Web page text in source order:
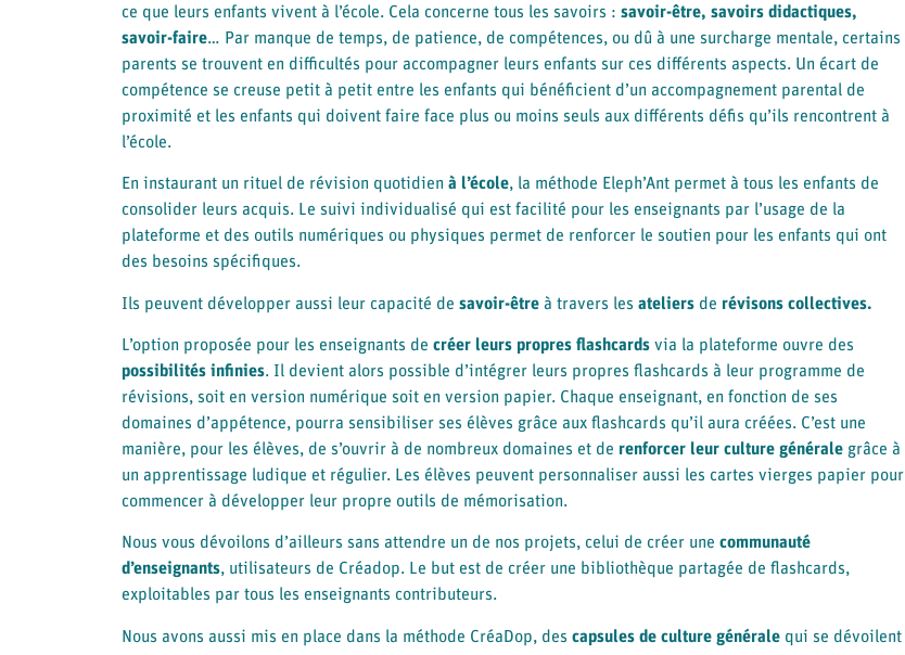
ce que leurs enfants vivent à l’école. Cela concerne tous les savoirs : savoir-être, savoirs didactiques,
savoir-faire… Par manque de temps, de patience, de compétences, ou dû à une surcharge mentale, certains
parents se trouvent en difficultés pour accompagner leurs enfants sur ces différents aspects. Un écart de
compétence se creuse petit à petit entre les enfants qui bénéficient d’un accompagnement parental de
proximité et les enfants qui doivent faire face plus ou moins seuls aux différents défis qu’ils rencontrent à
l’école.
En instaurant un rituel de révision quotidien à l’école, la méthode Eleph’Ant permet à tous les enfants de
consolider leurs acquis. Le suivi individualisé qui est facilité pour les enseignants par l’usage de la
plateforme et des outils numériques ou physiques permet de renforcer le soutien pour les enfants qui ont
des besoins spécifiques.
Ils peuvent développer aussi leur capacité de savoir-être à travers les ateliers de révisons collectives.
L’option proposée pour les enseignants de créer leurs propres flashcards via la plateforme ouvre des
possibilités infinies. Il devient alors possible d’intégrer leurs propres flashcards à leur programme de
révisions, soit en version numérique soit en version papier. Chaque enseignant, en fonction de ses
domaines d’appétence, pourra sensibiliser ses élèves grâce aux flashcards qu’il aura créées. C’est une
manière, pour les élèves, de s’ouvrir à de nombreux domaines et de renforcer leur culture générale grâce à
un apprentissage ludique et régulier. Les élèves peuvent personnaliser aussi les cartes vierges papier pour
commencer à développer leur propre outils de mémorisation.
Nous vous dévoilons d’ailleurs sans attendre un de nos projets, celui de créer une communauté
d’enseignants, utilisateurs de Créadop. Le but est de créer une bibliothèque partagée de flashcards,
exploitables par tous les enseignants contributeurs.
Nous avons aussi mis en place dans la méthode CréaDop, des capsules de culture générale qui se dévoilent